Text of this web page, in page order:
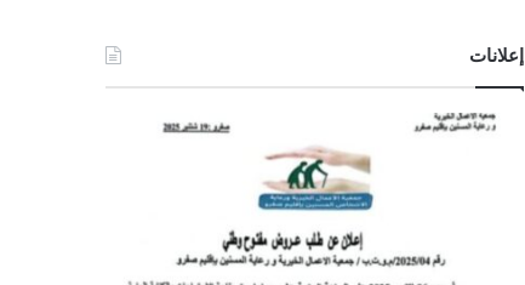
إعلانات